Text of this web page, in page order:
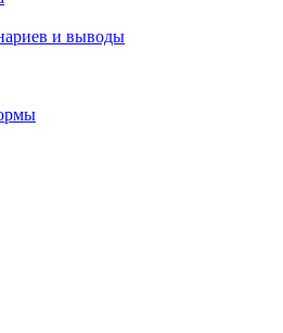
и выводы